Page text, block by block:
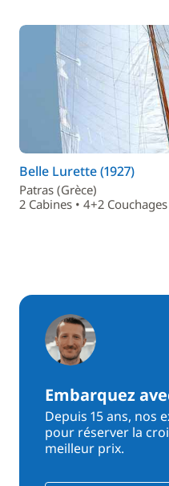
Belle Lurette (1927)
Patras (Grèce)
2 Cabines • 4+2
Embarquez
Depuis 15 ans, nos
pour réserver la
meilleur prix.